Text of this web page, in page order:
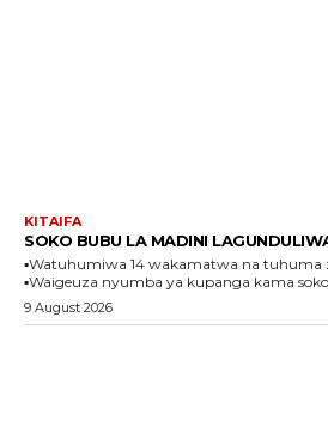
KITAIFA
SOKO BUBU LA MADINI
▪️Watuhumiwa 14 wakamatwa na tuhuma
9 August 2026